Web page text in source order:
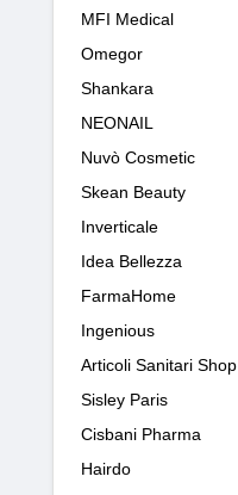
MFI Medical
Omegor
Shankara
NEONAIL
Nuvò Cosmetic
Skean Beauty
Inverticale
Idea Bellezza
FarmaHome
Ingenious
Articoli Sanitari Shop
Sisley Paris
Cisbani Pharma
Hairdo